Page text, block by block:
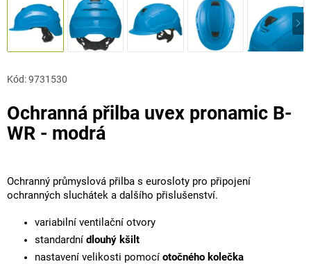
Ochranná přilba uvex pronamic B-
WR - modrá
Kód:9731530
Ochranný průmyslová přilba s eurosloty pro připojení
ochranných sluchátek a dalšího přislušenství.
variabilní ventilační otvory
standardní dlouhý kšilt
nastavení velikosti pomocí otočného kolečka